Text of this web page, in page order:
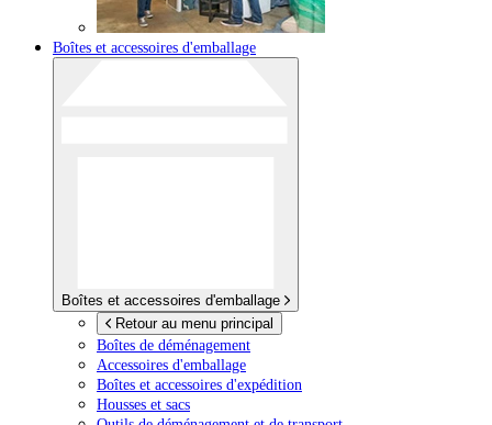
Boîtes et accessoires d'emballage
Boîtes et accessoires d'emballage
Retour au menu principal
Boîtes de déménagement
Accessoires d'emballage
Boîtes et accessoires d'expédition
Housses et sacs